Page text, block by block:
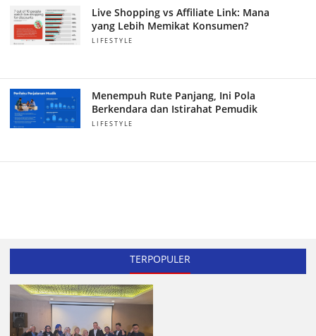
Live Shopping vs Affiliate Link: Mana
yang Lebih Memikat Konsumen?
LIFESTYLE
Menempuh Rute Panjang, Ini Pola
Berkendara dan Istirahat Pemudik
LIFESTYLE
TERPOPULER